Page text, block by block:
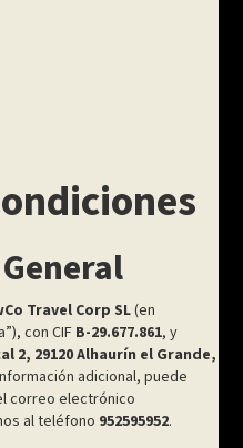
Travel Corp SL(en
con CIF B-29.677.861, y
2, 29120 Alhaurín el Grande,
adicional, puede
correo electrónico
al teléfono 952595952.